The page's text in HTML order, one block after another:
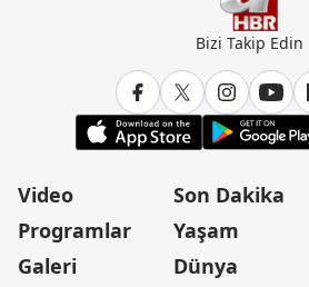
Bizi Takip Edin
Video
Programlar
Galeri
Son Dakika
Yaşam
Dünya